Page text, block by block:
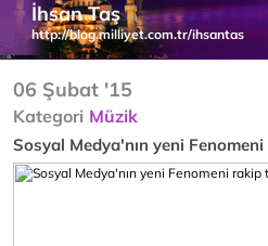
İhsan Taş
http://blog.milliyet.com.tr/ihsantas
06 Şubat '15
Kategori Müzik
Sosyal Medya'nın yeni Fenomeni